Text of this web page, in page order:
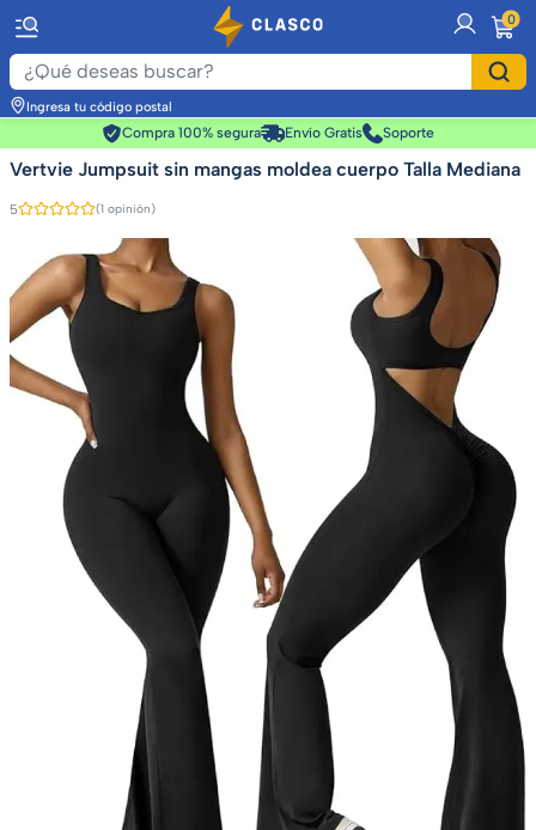
0
Ingresa tu código postal
Compra 100% segura
Envío Gratis Soporte
Vertvie Jumpsuit sin mangas moldea cuerpo Talla Mediana
5 (1 opinión)